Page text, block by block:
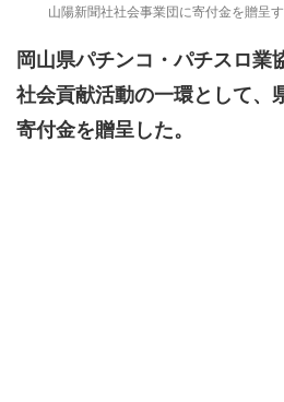
山陽新聞社社会事業団に寄付金を贈呈
岡山県パチンコ・パチスロ業
社会貢献活動の一環として、
寄付金を贈呈した。